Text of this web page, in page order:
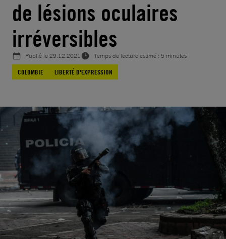
de lésions oculaires
irréversibles
Publié le29.12.2021
Temps de lecture estimé : 5 minutes
COLOMBIE
LIBERTÉ D'EXPRESSION